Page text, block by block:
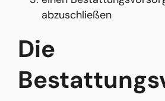
abzuschließen
Die